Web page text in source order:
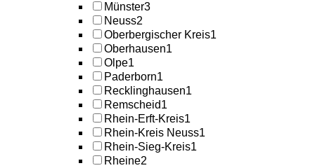
Münster3
Neuss2
Oberbergischer Kreis1
Oberhausen1
Olpe1
Paderborn1
Recklinghausen1
Remscheid1
Rhein-Erft-Kreis1
Rhein-Kreis Neuss1
Rhein-Sieg-Kreis1
Rheine2